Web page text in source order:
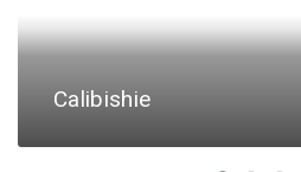
Calibishie